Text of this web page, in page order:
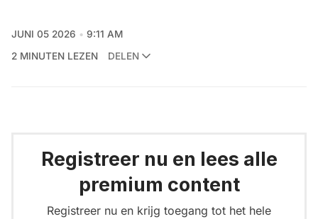
JUNI 05 2026
9:11 AM
2 MINUTEN LEZEN
DELEN
Registreer nu en lees alle
premium content
Registreer nu en krijg toegang tot het hele